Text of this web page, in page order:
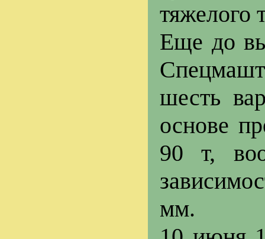
тяжелого
Еще до
шесть
основе
90 т,
мм.